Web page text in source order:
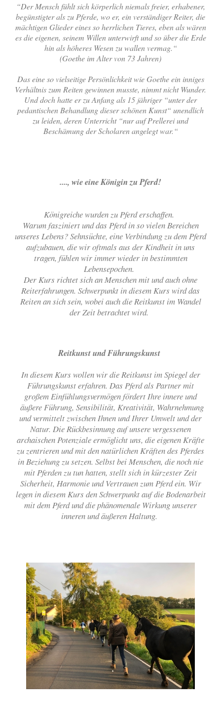
“Der Mensch fühlt sich körperlich niemals freier, erhabener,
begünstigter als zu Pferde, wo er, ein verständiger Reiter, die
mächtigen Glieder eines so herrlichen Tieres, eben als wären
es die eigenen, seinem Willen unterwirft und so über die Erde
hin als höheres Wesen zu wallen vermag.“
(Goethe im Alter von 73 Jahren)
Das eine so vielseitige Persönlichkeit wie Goethe ein inniges
Verhältnis zum Reiten gewinnen musste, nimmt nicht Wunder.
Und doch hatte er zu Anfang als 15 jähriger “unter der
pedantischen Behandlung dieser schönen Kunst“ unendlich
zu leiden, deren Unterricht “nur auf Prellerei und
Beschämung der Scholaren angelegt war.“
...., wie eine Königin zu Pferd!
Königreiche wurden zu Pferd erschaffen.
Warum fasziniert und das Pferd in so vielen Bereichen
unseres Lebens? Sehnsüchte, eine Verbindung zu dem Pferd
aufzubauen, die wir oftmals aus der Kindheit in uns
tragen, fühlen wir immer wieder in bestimmten
Lebensepochen.
Der Kurs richtet sich an Menschen mit und auch ohne
Reiterfahrungen. Schwerpunkt in diesem Kurs wird das
Reiten an sich sein, wobei auch die Reitkunst im Wandel
der Zeit betrachtet wird.
Reitkunst und Führungskunst
In diesem Kurs wollen wir die Reitkunst im Spiegel der
Führungskunst erfahren. Das Pferd als Partner mit
großem Einfühlungsvermögen fördert Ihre innere und
äußere Führung, Sensibilität, Kreativität, Wahrnehmung
und vermittelt zwischen Ihnen und Ihrer Umwelt und der
Natur. Die Rückbesinnung auf unsere vergessenen
archaischen Potenziale ermöglicht uns, die eigenen Kräfte
zu zentrieren und mit den natürlichen Kräften des Pferdes
in Beziehung zu setzen. Selbst bei Menschen, die noch nie
mit Pferden zu tun hatten, stellt sich in kürzester Zeit
Sicherheit, Harmonie und Vertrauen zum Pferd ein. Wir
legen in diesem Kurs den Schwerpunkt auf die Bodenarbeit
mit dem Pferd und die phänomenale Wirkung unserer
inneren und äußeren Haltung.